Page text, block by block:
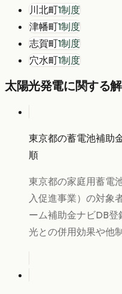
川北町1制度
津幡町1制度
志賀町1制度
穴水町1制度
太陽光発電に関する
東京都の蓄電池補助
順
東京都の家庭用蓄電
入促進事業）の対象
ーム補助金ナビDB
光との併用効果や他